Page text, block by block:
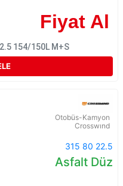
Fiyat Al
154/150L M+S
Otobüs-Kamyon
Crosswınd
315 80 22.5
Asfalt Düz